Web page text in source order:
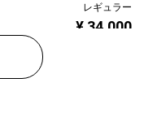
レギュラー
¥ 34,000